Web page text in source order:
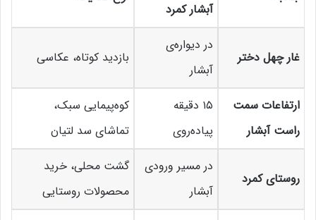
آبشار کمرد
غار چهل دختر
در دیواره‌ی
آبشار
بازدید کوتاه، عکاسی
ارتفاعات سمت
راست آبشار
۱۵ دقیقه
پیاده‌روی
کوه‌پیمایی سبک،
تماشای سد لتیان
روستای کمرد
در مسیر ورودی
آبشار
گشت محلی، خرید
محصولات روستایی